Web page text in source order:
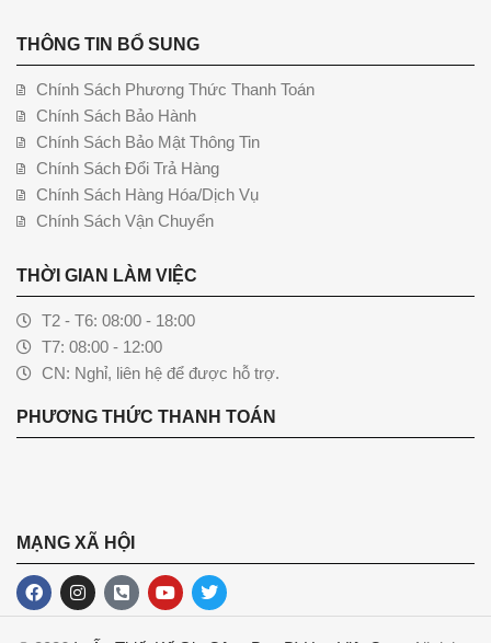
THÔNG TIN BỔ SUNG
Chính Sách Phương Thức Thanh Toán
Chính Sách Bảo Hành
Chính Sách Bảo Mật Thông Tin
Chính Sách Đổi Trả Hàng
Chính Sách Hàng Hóa/Dịch Vụ
Chính Sách Vận Chuyển
THỜI GIAN LÀM VIỆC
T2 - T6: 08:00 - 18:00
T7: 08:00 - 12:00
CN: Nghỉ, liên hệ để được hỗ trợ.
PHƯƠNG THỨC THANH TOÁN
MẠNG XÃ HỘI